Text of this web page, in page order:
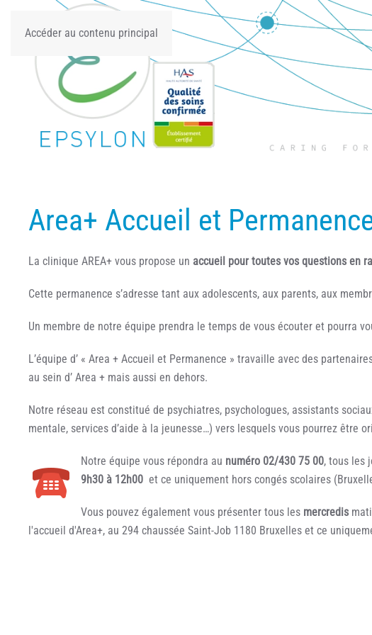
Accéder au contenu principal
Area+ Accueil et
La clinique AREA+ vous propose un accueil pour toutes vos questions en
Cette permanence s’adresse tant aux adolescents, aux parents, aux
Un membre de notre équipe prendra le temps de vous écouter et pourra
L’équipe d’ « Area + Accueil et Permanence » travaille avec des
au sein d’ Area + mais aussi en dehors.
Notre réseau est constitué de psychiatres, psychologues, assistants
mentale, services d’aide à la jeunesse…) vers lesquels vous pourrez être
Notre équipe vous répondra au numéro 02/430 75 00, tous les
9h30 à 12h00 et ce uniquement hors congés scolaires
Vous pouvez également vous présenter tous les mercredis
l'accueil d'Area+, au 294 chaussée Saint-Job 1180 Bruxelles et ce